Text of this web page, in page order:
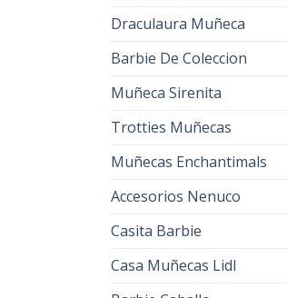
Draculaura Muñeca
Barbie De Coleccion
Muñeca Sirenita
Trotties Muñecas
Muñecas Enchantimals
Accesorios Nenuco
Casita Barbie
Casa Muñecas Lidl